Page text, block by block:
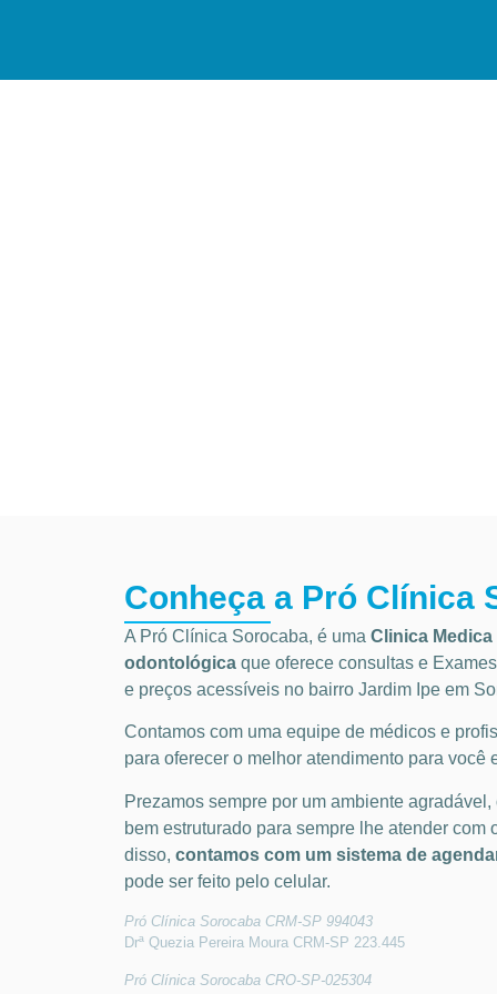
Conheça a Pró Clínica
A Pró Clínica Sorocaba, é uma Clinica
odontológica que oferece consultas e
e preços acessíveis no bairro Jardim Ipe em
Contamos com uma equipe de médicos e
para oferecer o melhor atendimento para você
Prezamos sempre por um ambiente
bem estruturado para sempre lhe atender com
disso, contamos com um sistema de
pode ser feito pelo celular.
Pró Clínica Sorocaba CRM-SP 994043
Drª Quezia Pereira Moura CRM-SP 223.445
Pró Clínica Sorocaba CRO-SP-025304